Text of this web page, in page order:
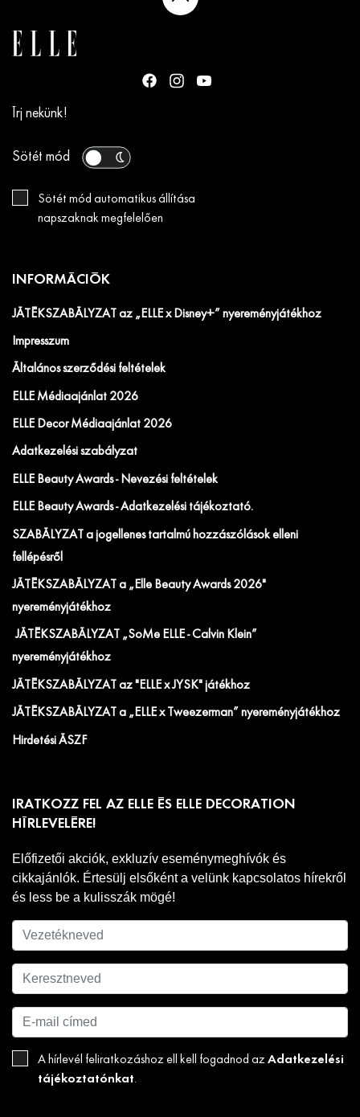
Írj nekünk!
Sötét mód
Sötét mód automatikus állítása
napszaknak megfelelően
INFORMÁCIÓK
JÁTÉKSZABÁLYZAT az „ELLE x Disney+” nyereményjátékhoz
Impresszum
Általános szerződési feltételek
ELLE Médiaajánlat 2026
ELLE Decor Médiaajánlat 2026
Adatkezelési szabályzat
ELLE Beauty Awards - Nevezési feltételek
ELLE Beauty Awards - Adatkezelési tájékoztató.
SZABÁLYZAT a jogellenes tartalmú hozzászólások elleni
fellépésről
JÁTÉKSZABÁLYZAT a „Elle Beauty Awards 2026"
nyereményjátékhoz
JÁTÉKSZABÁLYZAT „SoMe ELLE - Calvin Klein”
nyereményjátékhoz
JÁTÉKSZABÁLYZAT az "ELLE x JYSK" játékhoz
JÁTÉKSZABÁLYZAT a „ELLE x Tweezerman” nyereményjátékhoz
Hirdetési ÁSZF
IRATKOZZ FEL AZ ELLE ÉS ELLE DECORATION
HÍRLEVELÉRE!
Előfizetői akciók, exkluzív eseménymeghívók és
cikkajánlók. Értesülj elsőként a velünk kapcsolatos hírekről
és less be a kulisszák mögé!
A hírlevél feliratkozáshoz ell kell fogadnod az Adatkezelési
tájékoztatónkat.